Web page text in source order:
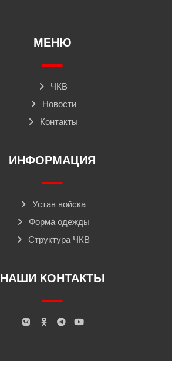
МЕНЮ
ЧКВ
Новости
Контакты
ИНФОРМАЦИЯ
Устав войска
Форма одежды
Структура ЧКВ
НАШИ КОНТАКТЫ